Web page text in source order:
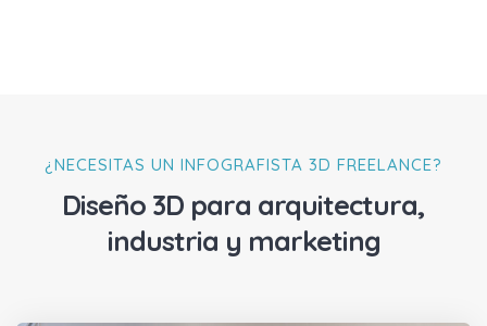
¿NECESITAS UN INFOGRAFISTA 3D FREELANCE?
Diseño 3D para arquitectura,
industria y marketing